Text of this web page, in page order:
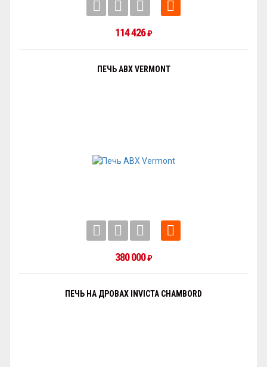
114 426₽
ПЕЧЬ ABX VERMONT
380 000₽
ПЕЧЬ НА ДРОВАХ INVICTA CHAMBORD